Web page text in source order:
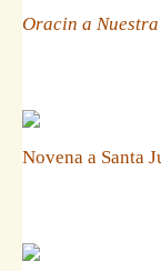
Oracin a
Novena a Santa